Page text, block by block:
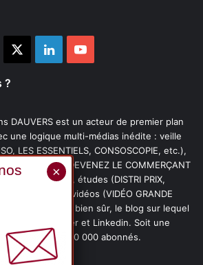
LinkedinYouTube
?
DAUVERS est un acteur de premier plan
une logique multi-médias inédite : veille
LES ESSENTIELS, CONSOSCOPIE, etc.),
IMAGE-PRIX, DEVENEZ LE COMMERÇANT
CLIENTS, etc.), études (DISTRI PRIX,
INSIGHTS), vidéos (VIDÉO GRANDE
CONSO) et, bien sûr, le blog sur lequel
les fils Twitter et Linkedin. Soit une
de plus de 150 000 abonnés.